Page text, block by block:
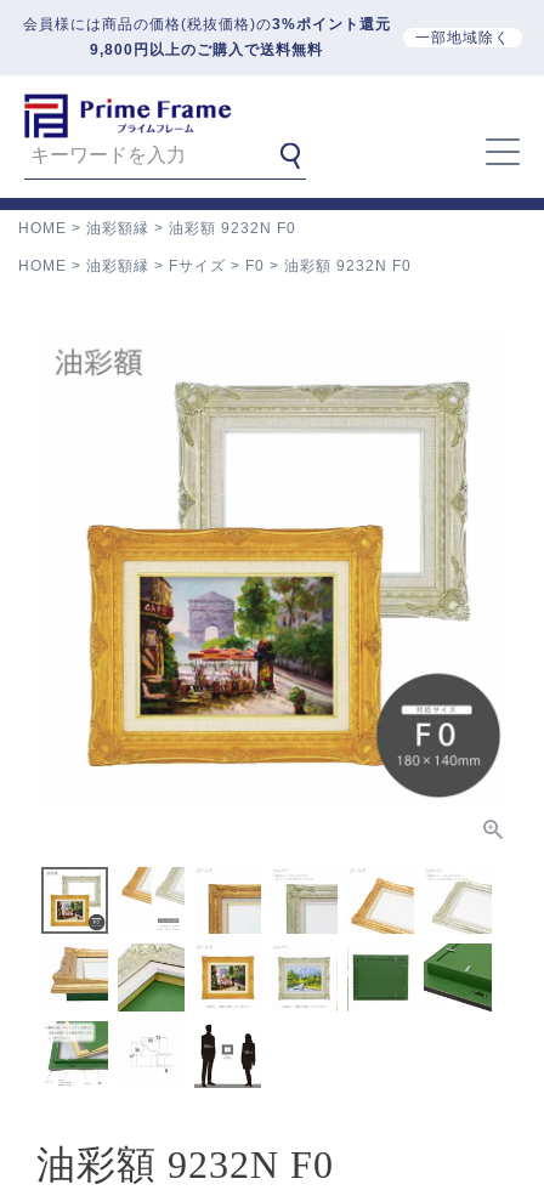
会員様には商品の価格(税抜価格)の3%ポイント還元
9,800円以上のご購入で送料無料
一部地域除く
HOME 油彩額縁 油彩額 9232N F0
HOME 油彩額縁 Fサイズ F0 油彩額 9232N F0
油彩額 9232N F0